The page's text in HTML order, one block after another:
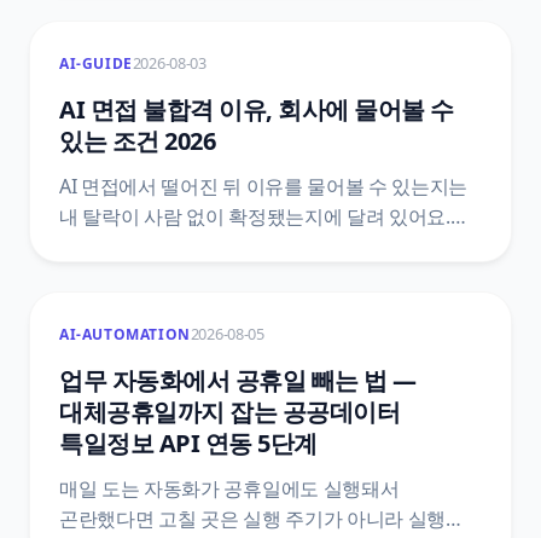
정리했어요.
AI-GUIDE2026-08-03
AI 면접 불합격 이유, 회사에 물어볼 수
있는 조건 2026
AI 면접에서 떨어진 뒤 이유를 물어볼 수 있는지는
내 탈락이 사람 없이 확정됐는지에 달려 있어요.
AI-AUTOMATION2026-08-05
업무 자동화에서 공휴일 빼는 법 —
대체공휴일까지 잡는 공공데이터
특일정보 API 연동 5단계
매일 도는 자동화가 공휴일에도 실행돼서
곤란했다면 고칠 곳은 실행 주기가 아니라 실행